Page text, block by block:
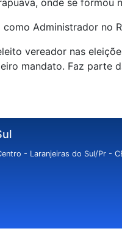
onde se formou
como Administrador no
vereador nas
mandato. Faz parte
- Laranjeiras do Sul/Pr -